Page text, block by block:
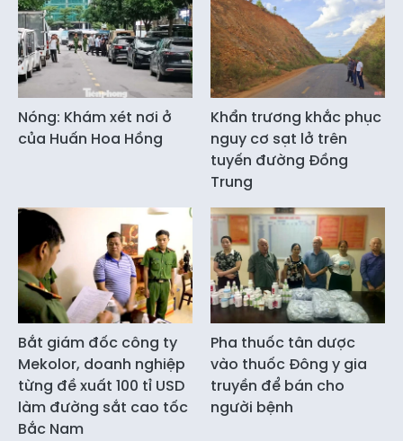
Nóng: Khám xét nơi ở
của Huấn Hoa Hồng
Khẩn trương khắc phục
nguy cơ sạt lở trên
tuyến đường Đồng
Trung
Bắt giám đốc công ty
Mekolor, doanh nghiệp
từng đề xuất 100 tỉ USD
làm đường sắt cao tốc
Bắc Nam
Pha thuốc tân dược
vào thuốc Đông y gia
truyền để bán cho
người bệnh